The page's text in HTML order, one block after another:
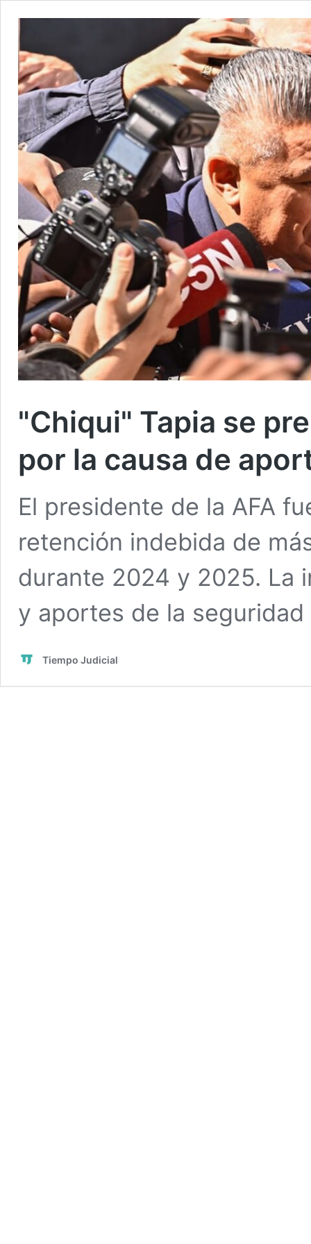
"Chiqui" Tapia se
por la causa de
El presidente de la AFA
retención indebida de
durante 2024 y 2025. La
y aportes de la seguridad
Tiempo Judicial